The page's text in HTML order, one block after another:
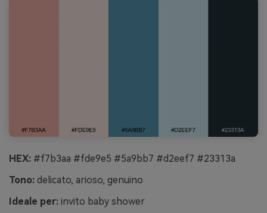
HEX: #f7b3aa #fde9e5 #5a9bb7 #d2eef7 #23313a
Tono: delicato, arioso, genuino
Ideale per: invito baby shower